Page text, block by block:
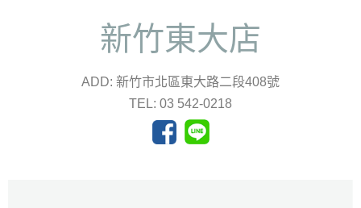
新竹東大店
ADD: 新竹市北區東大路二段408號
TEL: 03 542-0218